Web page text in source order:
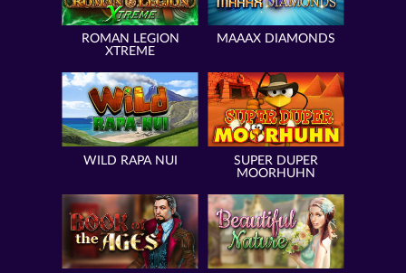
ROMAN LEGION
XTREME
MAAAX DIAMONDS
WILD RAPA NUI
SUPER DUPER
MOORHUHN